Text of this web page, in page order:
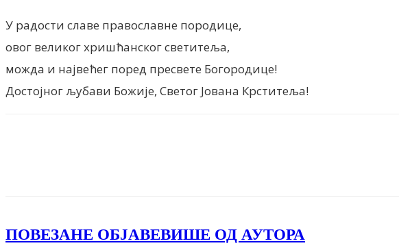
У радости славе православне породице,
овог великог хришћанског светитеља,
можда и највећег поред пресвете Богородице!
Достојног љубави Божије, Светог Јована Крститеља!
ПОВЕЗАНЕ ОБЈАВЕВИШЕ ОД АУТОРА